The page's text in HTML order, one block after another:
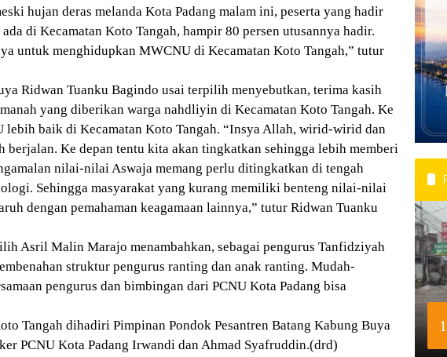
hujan deras melanda Kota Padang malam ini, peserta yang hadir
di Kecamatan Koto Tangah, hampir 80 persen utusannya hadir.
untuk menghidupkan MWCNU di Kecamatan Koto Tangah,” tutur
Ridwan Tuanku Bagindo usai terpilih menyebutkan, terima kasih
yang diberikan warga nahdliyin di Kecamatan Koto Tangah. Ke
lebih baik di Kecamatan Koto Tangah. “Insya Allah, wirid-wirid dan
berjalan. Ke depan tentu kita akan tingkatkan sehingga lebih memberi
nilai-nilai Aswaja memang perlu ditingkatkan di tengah
Sehingga masyarakat yang kurang memiliki benteng nilai-nilai
dengan pemahaman keagamaan lainnya,” tutur Ridwan Tuanku
Asril Malin Marajo menambahkan, sebagai pengurus Tanfidziyah
struktur pengurus ranting dan anak ranting. Mudah-
pengurus dan bimbingan dari PCNU Kota Padang bisa
Tangah dihadiri Pimpinan Pondok Pesantren Batang Kabung Buya
PCNU Kota Padang Irwandi dan Ahmad Syafruddin.(drd)
1